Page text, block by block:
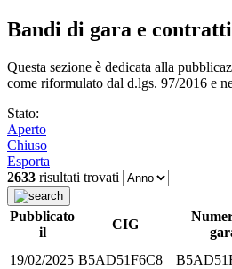
Bandi di gara e contratti
Questa sezione è dedicata alla
come riformulato dal d.lgs. 97/2016 e
Stato:
Aperto
Chiuso
Esporta
2633 risultati trovati
Pubblicato
il
CIG
19/02/2025 B5AD51F6C8